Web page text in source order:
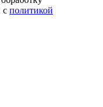
с политикой